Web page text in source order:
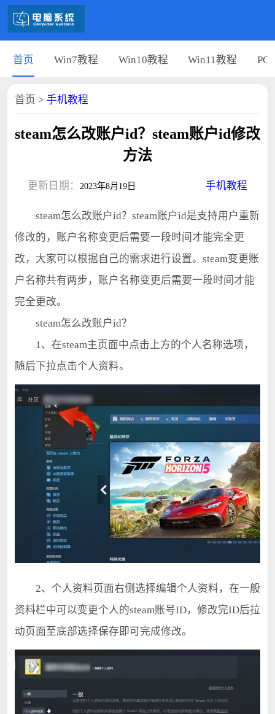
首页 Win7教程 Win10教程 Win11教程 PC
首页 > 手机教程
steam怎么改账户id？steam账户id修改
方法
更新日期： 2023年8月19日 手机教程
steam怎么改账户id？steam账户id是支持用户重新
修改的，账户名称变更后需要一段时间才能完全更
改，大家可以根据自己的需求进行设置。steam变更账
户名称共有两步，账户名称变更后需要一段时间才能
完全更改。
steam怎么改账户id？
1、在steam主页面中点击上方的个人名称选项，
随后下拉点击个人资料。
2、个人资料页面右侧选择编辑个人资料，在一般
资料栏中可以变更个人的steam账号ID，修改完ID后拉
动页面至底部选择保存即可完成修改。